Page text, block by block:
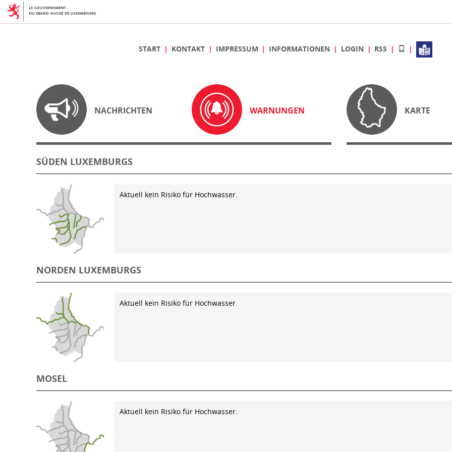
START KONTAKT IMPRESSUM INFORMATIONEN LOGIN RSS
NACHRICHTEN WARNUNGEN KARTE
SÜDEN LUXEMBURGS
Aktuell kein Risiko für Hochwasser.
NORDEN LUXEMBURGS
Aktuell kein Risiko für Hochwasser.
MOSEL
Aktuell kein Risiko für Hochwasser.